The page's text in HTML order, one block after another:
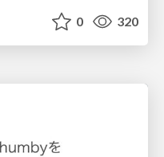
0 320